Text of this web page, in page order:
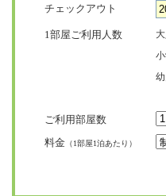
チェックアウト
1部屋ご利用人数
ご利用部屋数
料金 （1部屋1泊あたり）